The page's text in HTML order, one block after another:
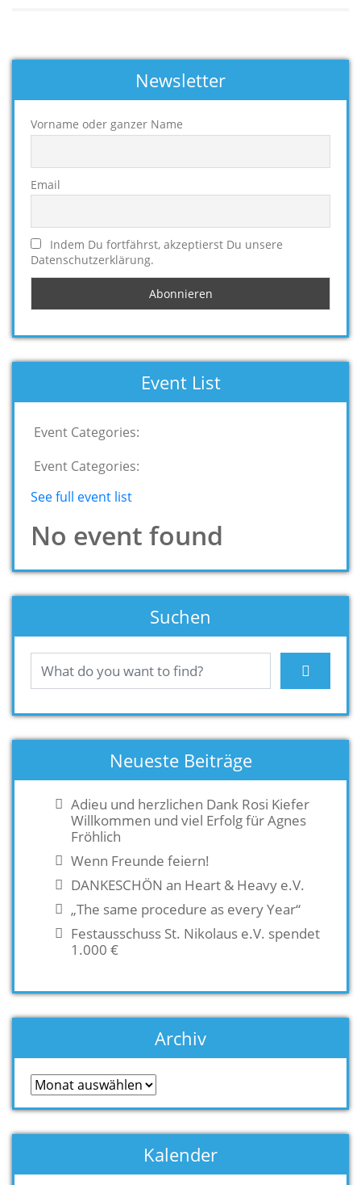
Newsletter
Vorname oder ganzer Name
Email
Indem Du fortfährst, akzeptierst Du unsere
Datenschutzerklärung.
Event List
Event Categories:
Event Categories:
See full event list
No event found
Suchen
Neueste Beiträge
Adieu und herzlichen Dank Rosi Kiefer
Willkommen und viel Erfolg für Agnes
Fröhlich
Wenn Freunde feiern!
DANKESCHÖN an Heart & Heavy e.V.
„The same procedure as every Year“
Festausschuss St. Nikolaus e.V. spendet
1.000 €
Archiv
Archiv
Kalender